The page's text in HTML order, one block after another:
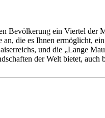
Bevölkerung ein Viertel der
die es Ihnen ermöglicht,
und die „Lange
der Welt bietet,